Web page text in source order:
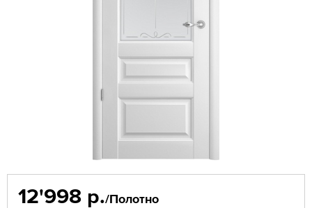
12'998 р./Полотно